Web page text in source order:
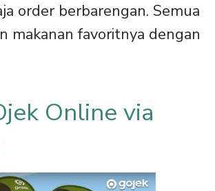
order berbarengan. Semua
makanan favoritnya dengan
Online via